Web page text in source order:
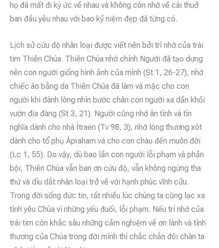
họ đã mất đi ký ức về nhau và không còn nhớ về cái thuở
ban đầu yêu nhau với bao kỷ niệm đẹp đã từng có.
Lịch sử cứu độ nhân loại được viết nên bởi trí nhớ của trái
tim Thiên Chúa. Thiên Chúa nhớ chính Người đã tạo dựng
nên con người giống hình ảnh của mình (St 1, 26-27), nhớ
chiếc áo bằng da Thiên Chúa đã làm và mặc cho con
người khi đành lòng nhìn bước chân con người xa dần khỏi
vườn địa đàng (St 3, 21). Người cũng nhớ ân tình và tín
nghĩa dành cho nhà Ítraen (Tv 98, 3), nhớ lòng thương xót
dành cho tổ phụ Ápraham và cho con cháu đến muôn đời
(Lc 1, 55). Do vậy, dù bao lần con người lỗi phạm và phản
bội, Thiên Chúa vẫn ban ơn cứu độ, vẫn không ngừng tha
thứ và dìu dắt nhân loại trở về với hạnh phúc vĩnh cửu.
Trong đời sống đức tin, rất nhiều lúc chúng ta cũng lạc xa
tình yêu Chúa vì những yếu đuối, lỗi phạm. Nếu trí nhớ của
trái tim còn khắc sâu những cảm nghiệm về ơn lành và tình
thương của Chúa trong đời mình thì chắc chắn đôi chân ta